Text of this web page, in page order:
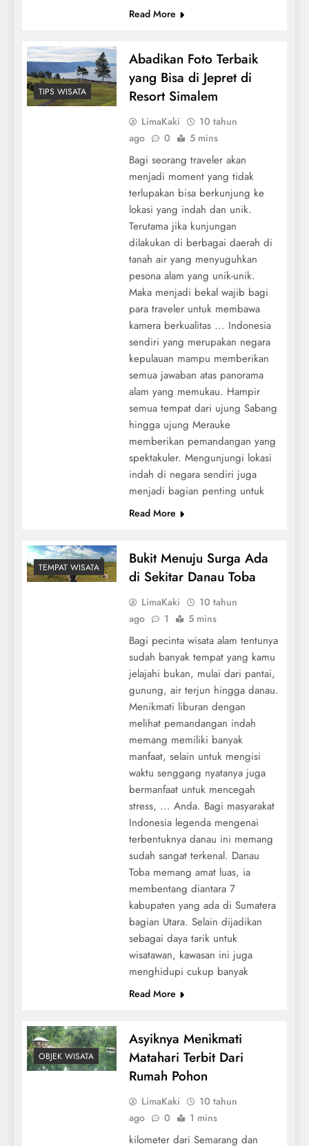
Read More
TIPS WISATA
Abadikan Foto Terbaik
yang Bisa di Jepret di
Resort Simalem
LimaKaki
10 tahun
ago
0 5 mins
Bagi seorang traveler akan
menjadi moment yang tidak
terlupakan bisa berkunjung ke
lokasi yang indah dan unik.
Terutama jika kunjungan
dilakukan di berbagai daerah di
tanah air yang menyuguhkan
pesona alam yang unik-unik.
Maka menjadi bekal wajib bagi
para traveler untuk membawa
kamera berkualitas ... Indonesia
sendiri yang merupakan negara
kepulauan mampu memberikan
semua jawaban atas panorama
alam yang memukau. Hampir
semua tempat dari ujung Sabang
hingga ujung Merauke
memberikan pemandangan yang
spektakuler. Mengunjungi lokasi
indah di negara sendiri juga
menjadi bagian penting untuk
Read More
TEMPAT WISATA
Bukit Menuju Surga Ada
di Sekitar Danau Toba
LimaKaki
10 tahun
ago
1 5 mins
Bagi pecinta wisata alam tentunya
sudah banyak tempat yang kamu
jelajahi bukan, mulai dari pantai,
gunung, air terjun hingga danau.
Menikmati liburan dengan
melihat pemandangan indah
memang memiliki banyak
manfaat, selain untuk mengisi
waktu senggang nyatanya juga
bermanfaat untuk mencegah
stress, ... Anda. Bagi masyarakat
Indonesia legenda mengenai
terbentuknya danau ini memang
sudah sangat terkenal. Danau
Toba memang amat luas, ia
membentang diantara 7
kabupaten yang ada di Sumatera
bagian Utara. Selain dijadikan
sebagai daya tarik untuk
wisatawan, kawasan ini juga
menghidupi cukup banyak
Read More
OBJEK WISATA
Asyiknya Menikmati
Matahari Terbit Dari
Rumah Pohon
LimaKaki
10 tahun
ago
0 1 mins
kilometer dari Semarang dan